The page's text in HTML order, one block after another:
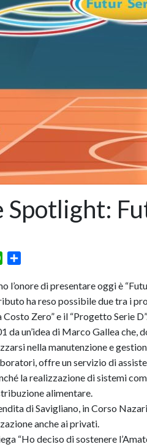
Spotlight:
WhatsApp
l’onore di presentare oggi è
ha reso possibile due tra i
Zero” e il “Progetto Serie D”.
da un’idea di Marco Gallea
nella manutenzione e
offre un servizio di
la realizzazione di sistemi
alimentare.
di Savigliano, in Corso
anche ai privati.
“Ho deciso di sostenere